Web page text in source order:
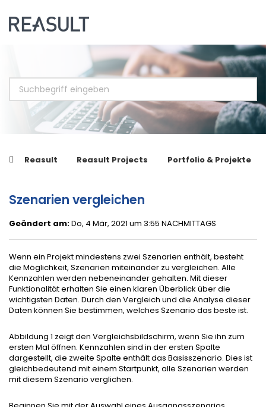
Reasult Reasult Projects Portfolio & Projekte
Szenarien vergleichen
Geändert am:Do, 4 Mär, 2021 um 3:55 NACHMITTAGS
Wenn ein Projekt mindestens zwei Szenarien enthält, besteht
die Möglichkeit, Szenarien miteinander zu vergleichen. Alle
Kennzahlen werden nebeneinander gehalten. Mit dieser
Funktionalität erhalten Sie einen klaren Überblick über die
wichtigsten Daten. Durch den Vergleich und die Analyse dieser
Daten können Sie bestimmen, welches Szenario das beste ist.
Abbildung 1 zeigt den Vergleichsbildschirm, wenn Sie ihn zum
ersten Mal öffnen. Kennzahlen sind in der ersten Spalte
dargestellt, die zweite Spalte enthält das Basisszenario. Dies ist
gleichbedeutend mit einem Startpunkt, alle Szenarien werden
mit diesem Szenario verglichen.